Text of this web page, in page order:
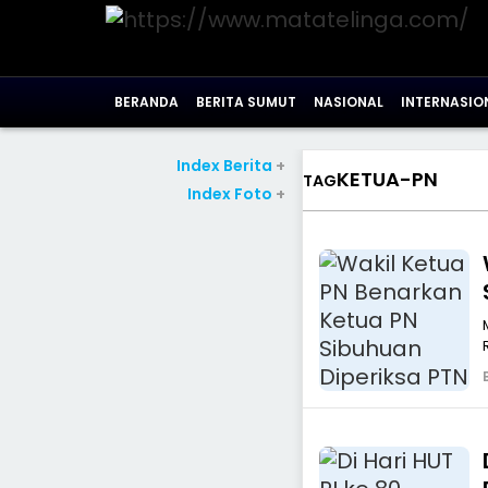
BERANDA BERITA SUMUT NASIONAL
TAGKETUA-PN
Index Berita +
Index Foto +